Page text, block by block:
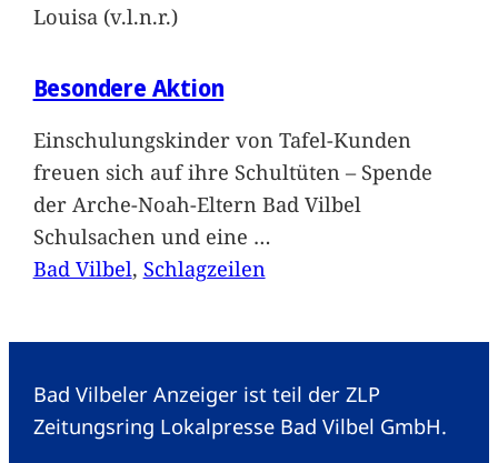
Louisa (v.l.n.r.)
Besondere Aktion
Einschulungskinder von Tafel-Kunden
freuen sich auf ihre Schultüten – Spende
der Arche-Noah-Eltern Bad Vilbel
Schulsachen und eine …
Bad Vilbel, Schlagzeilen
Bad Vilbeler Anzeiger ist teil der ZLP
Zeitungsring Lokalpresse Bad Vilbel GmbH.